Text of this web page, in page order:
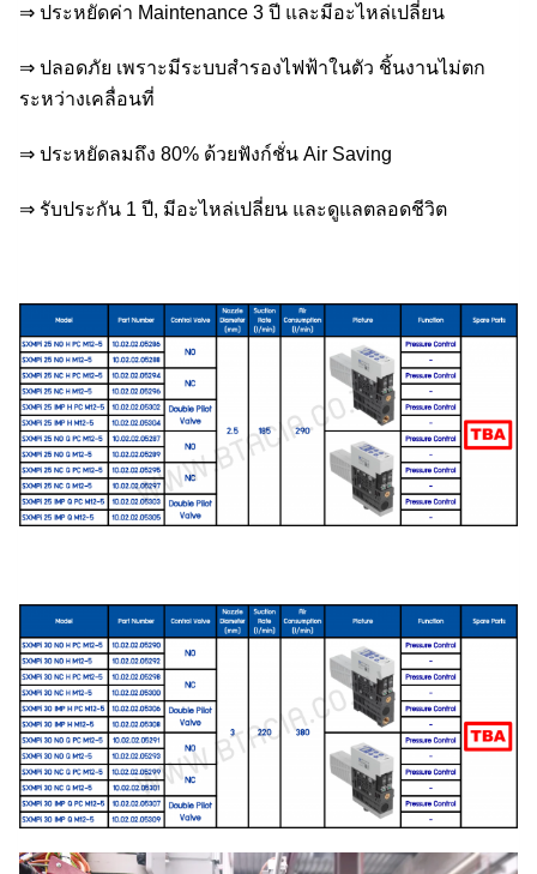
⇒ ประหยัดค่า Maintenance 3 ปี และมีอะไหล่เปลี่ยน
⇒ ปลอดภัย เพราะมีระบบสำรองไฟฟ้าในตัว ชิ้นงานไม่ตก
ระหว่างเคลื่อนที่
⇒ ประหยัดลมถึง 80% ด้วยฟังก์ชั่น Air Saving
⇒ รับประกัน 1 ปี, มีอะไหล่เปลี่ยน และดูแลตลอดชีวิต